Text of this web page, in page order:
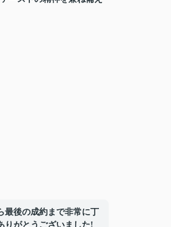
最後の成約まで非常に丁
りがとうございました!